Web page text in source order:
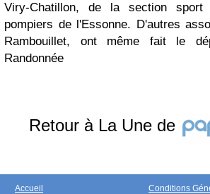
Viry-Chatillon, de la section
pompiers de l'Essonne. D'autres
Rambouillet, ont même fait le
Randonnée
Retour à La Une de
Accueil
Conditions